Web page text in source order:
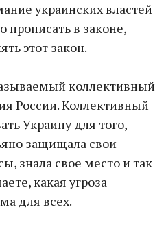
украинских властей
прописать в законе,
этот закон.
коллективный
России. Коллективный
Украину для того,
защищала свои
знала свое место и так
какая угроза
для всех.